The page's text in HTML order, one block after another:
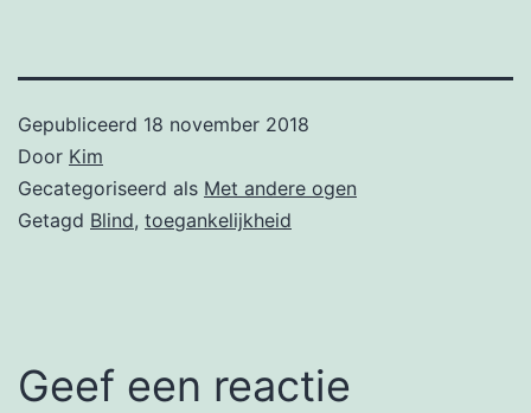
Gepubliceerd 18 november 2018
Door Kim
Gecategoriseerd als Met andere ogen
Getagd Blind, toegankelijkheid
Geef een reactie